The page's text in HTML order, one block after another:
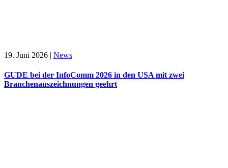
19. Juni 2026 | News
GUDE bei der InfoComm 2026 in den USA mit zwei
Branchenauszeichnungen geehrt